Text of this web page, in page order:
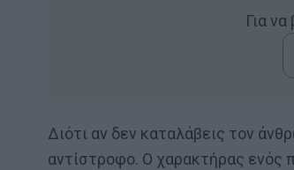
Για
Διότι αν δεν καταλάβεις τον
αντίστροφο. Ο χαρακτήρας ενός